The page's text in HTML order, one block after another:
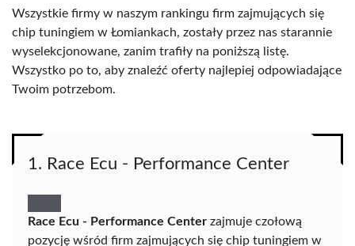
Wszystkie firmy w naszym rankingu firm zajmujących się
chip tuningiem w Łomiankach, zostały przez nas starannie
wyselekcjonowane, zanim trafiły na poniższą listę.
Wszystko po to, aby znaleźć oferty najlepiej odpowiadające
Twoim potrzebom.
1. Race Ecu - Performance Center
Race Ecu - Performance Center zajmuje czołową
pozycję wśród firm zajmujących się chip tuningiem w